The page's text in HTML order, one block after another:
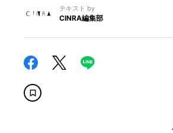
テキスト by
CINRA編集部